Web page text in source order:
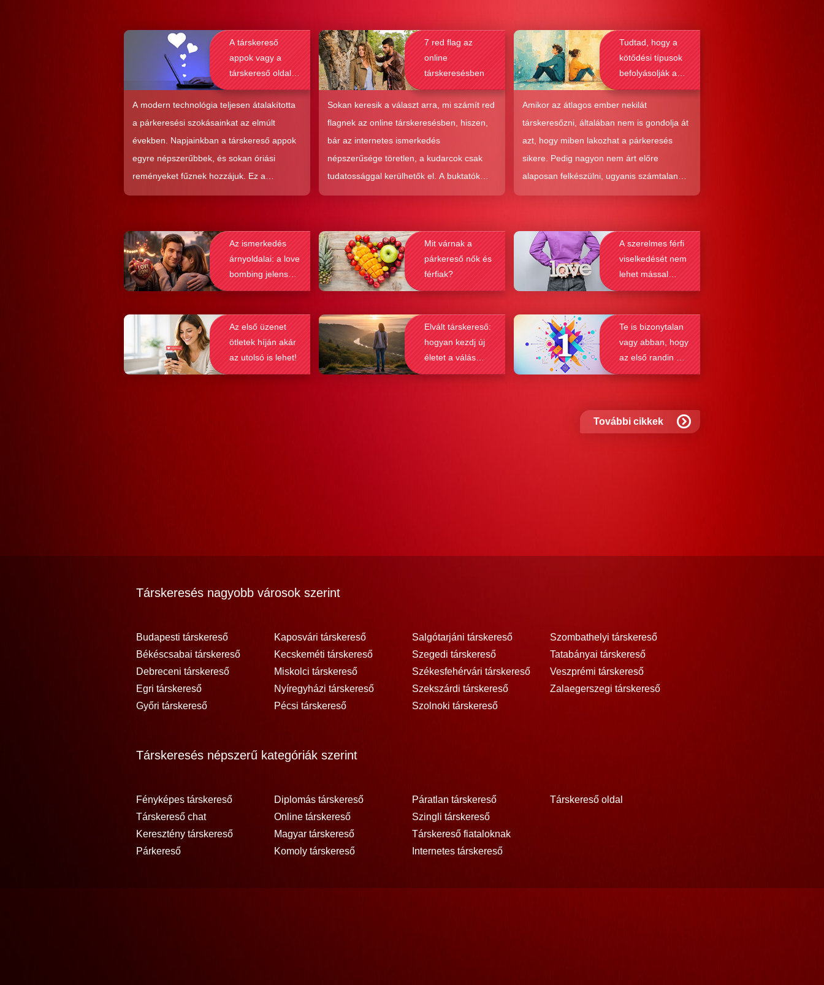
A társkereső
appok vagy a
társkereső oldalak
alkalmasabbak a
komoly kapcsolat
kialakításához?
A modern technológia teljesen átalakította
a párkeresési szokásainkat az elmúlt
években. Napjainkban a társkereső appok
egyre népszerűbbek, és sokan óriási
reményeket fűznek hozzájuk. Ez a
közkedveltség egyáltalán nem véletlen,
nagyon könnyen és gyorsan lehet sikereket
elérni a flörtölésben. A legfőbb kérdés
azonban az, hogy ezek az alkalmazások
valóban hozzásegítenek-e minket egy
7 red flag az
online
társkeresésben
Sokan keresik a választ arra, mi számít red
flagnek az online társkeresésben, hiszen,
bár az internetes ismerkedés
népszerűsége töretlen, a kudarcok csak
tudatossággal kerülhetők el. A buktatók
ellenére ez a társkeresési forma joggal
hatékonyság, amit ad, nehezen
felülmúlható.
Tudtad, hogy a
kötődési típusok
befolyásolják a
társkeresést is?
Amikor az átlagos ember nekilát
társkeresőzni, általában nem is gondolja át
azt, hogy miben lakozhat a párkeresés
sikere. Pedig nagyon nem árt előre
alaposan felkészülni, ugyanis számtalan
kudarctól képes megmenteni téged is az,
társkeresés működését, a párkapcsolatok
sikerének a receptjét, melyeket vizsgálva
bebizonyosodik, hogy a kötődési típusok
befolyásolják a társkeresést.
Az ismerkedés
árnyoldalai: a love
bombing jelenség
felismerése
Mit várnak a
párkereső nők és
férfiak?
A szerelmes férfi
viselkedését nem
lehet mással
összetéveszteni
Az első üzenet
ötletek híján akár
az utolsó is lehet!
Elvált társkereső:
hogyan kezdj új
életet a válás
után?
Te is bizonytalan
vagy abban, hogy
az első randin mit
szabad és mit
További cikkek
Társkeresés nagyobb városok szerint
Budapesti társkereső
Békéscsabai társkereső
Debreceni társkereső
Egri társkereső
Győri társkereső
Kaposvári társkereső
Kecskeméti társkereső
Miskolci társkereső
Nyíregyházi társkereső
Pécsi társkereső
Salgótarjáni társkereső
Szegedi társkereső
Székesfehérvári társkereső
Szekszárdi társkereső
Szolnoki társkereső
Szombathelyi társkereső
Tatabányai társkereső
Veszprémi társkereső
Zalaegerszegi társkereső
Társkeresés népszerű kategóriák szerint
Fényképes társkereső
Társkereső chat
Keresztény társkereső
Párkereső
Diplomás társkereső
Online társkereső
Magyar társkereső
Komoly társkereső
Páratlan társkereső
Szingli társkereső
Társkereső fiataloknak
Internetes társkereső
Társkereső oldal